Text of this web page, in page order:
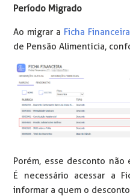
Período Migrado
Ao migrar a Ficha Financeira
de Pensão Alimentícia,
Porém, esse desconto
É necessário acessar a
informar a quem o